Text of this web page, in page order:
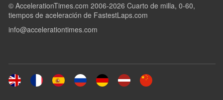
© AccelerationTimes.com 2006-2026 Cuarto de milla, 0-60,
tiempos de aceleración de FastestLaps.com
info@accelerationtimes.com